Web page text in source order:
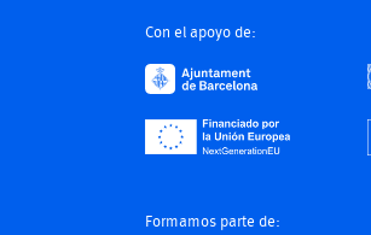
Con el apoyo de:
Formamos parte de: